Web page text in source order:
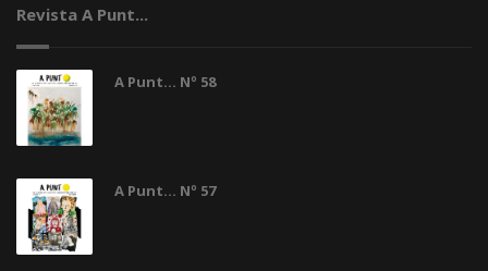
Revista A Punt...
A Punt... Nº 58
A Punt... Nº 57